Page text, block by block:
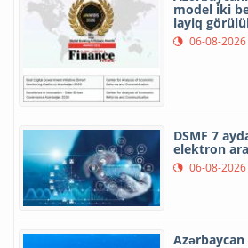
model iki
layiq
06-08-2026
DSMF 7
elektron
06-08-2026
Azərbaycan